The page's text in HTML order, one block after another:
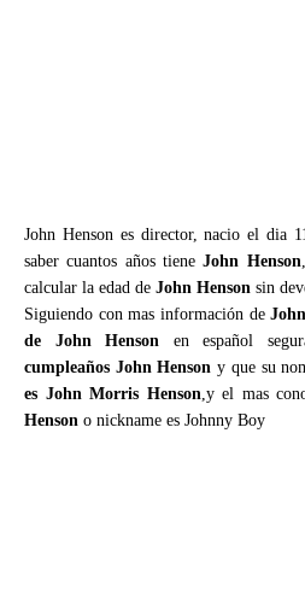
John Henson es director, nacio el dia
saber cuantos años tieneJohn Henson
calcular la edad de John Henson sin
Siguiendo con mas información de
de John Henson en español
cumpleaños John Henson y que su
es John Morris Henson,y el mas
Henson o nickname es Johnny Boy